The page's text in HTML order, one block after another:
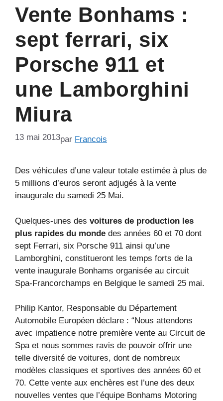
Vente Bonhams :
sept ferrari, six
Porsche 911 et
une Lamborghini
Miura
13 mai 2013par Francois
Des véhicules d’une valeur totale estimée à plus de
5 millions d’euros seront adjugés à la vente
inaugurale du samedi 25 Mai.
Quelques-unes des voitures de production les
plus rapides du monde des années 60 et 70 dont
sept Ferrari, six Porsche 911 ainsi qu’une
Lamborghini, constitueront les temps forts de la
vente inaugurale Bonhams organisée au circuit
Spa-Francorchamps en Belgique le samedi 25 mai.
Philip Kantor, Responsable du Département
Automobile Européen déclare : “Nous attendons
avec impatience notre première vente au Circuit de
Spa et nous sommes ravis de pouvoir offrir une
telle diversité de voitures, dont de nombreux
modèles classiques et sportives des années 60 et
70. Cette vente aux enchères est l’une des deux
nouvelles ventes que l’équipe Bonhams Motoring